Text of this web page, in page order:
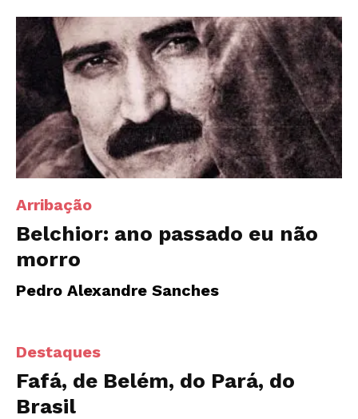
Arribação
Belchior: ano passado eu não
morro
Pedro Alexandre Sanches
Destaques
Fafá, de Belém, do Pará, do
Brasil